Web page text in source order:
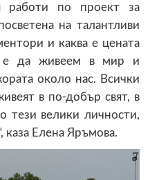
работи по проект за
на талантливи
и каква е цената
е да живеем в мир и
около нас. Всички
в по-добър свят, в
тези велики личности,
каза Елена Яръмова.